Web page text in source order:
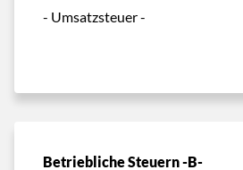
- Umsatzsteuer -
Betriebliche Steuern -B-